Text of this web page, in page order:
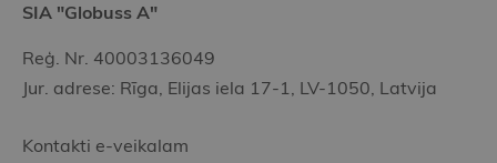
SIA "Globuss A"
Reģ. Nr. 40003136049
Jur. adrese: Rīga, Elijas iela 17-1, LV-1050, Latvija
Kontakti e-veikalam